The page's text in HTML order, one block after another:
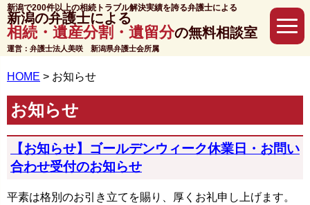
新潟で200件以上の相続トラブル解決実績を誇る弁護士による
新潟の弁護士による
相続・遺産分割・遺留分の無料相談室
運営：弁護士法人美咲 新潟県弁護士会所属
HOME > お知らせ
お知らせ
【お知らせ】ゴールデンウィーク休業日・お問い
合わせ受付のお知らせ
平素は格別のお引き立てを賜り、厚くお礼申し上げます。